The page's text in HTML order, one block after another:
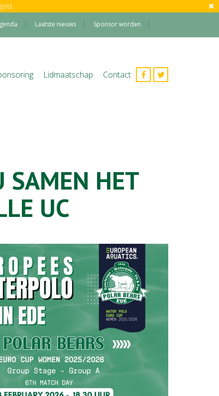
Laatste nieuws Sponsor worden
Lidmaatschap Contact
SAMEN HET
UC